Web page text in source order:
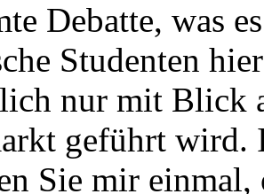
Debatte, was
Studenten
nur mit Blick
geführt wird.
Sie mir